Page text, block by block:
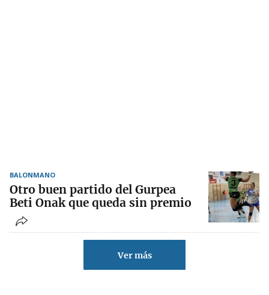
BALONMANO
Otro buen partido del Gurpea
Beti Onak que queda sin premio
Ver más